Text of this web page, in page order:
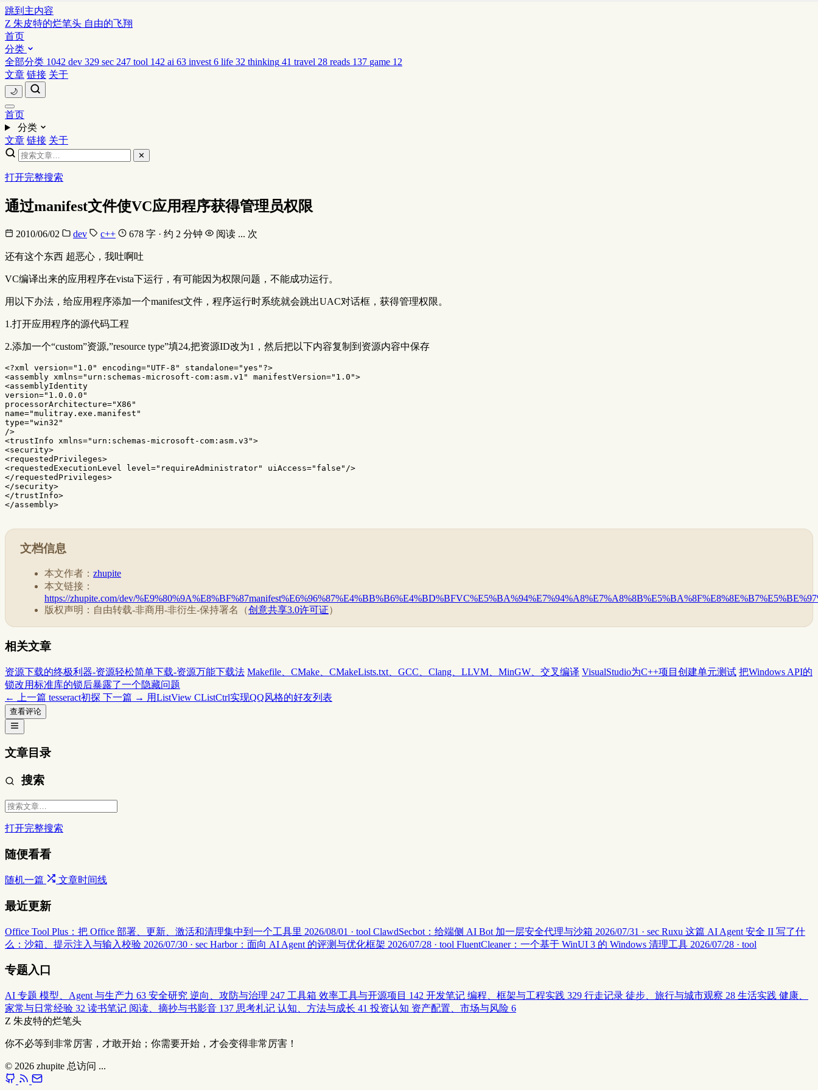
跳到主内容
Z 朱皮特的烂笔头 自由的飞翔
首页
分类
全部分类 1042 dev 329 sec 247 tool 142 ai 63 invest 6 life 32 thinking 41 travel 28 reads 137 game 12
文章 链接 关于
🌙
首页
分类
文章 链接 关于
✕
打开完整搜索
通过manifest文件使VC应用程序获得管理员权限
2010/06/02 dev c++ 678 字 · 约 2 分钟 阅读 ... 次
还有这个东西 超恶心，我吐啊吐
VC编译出来的应用程序在vista下运行，有可能因为权限问题，不能成功运行。
用以下办法，给应用程序添加一个manifest文件，程序运行时系统就会跳出UAC对话框，获得管理权限。
1.打开应用程序的源代码工程
2.添加一个“custom”资源,”resource type”填24,把资源ID改为1，然后把以下内容复制到资源内容中保存
<?xml version="1.0" encoding="UTF-8" standalone="yes"?>
<assembly xmlns="urn:schemas-microsoft-com:asm.v1" manifestVersion="1.0">
<assemblyIdentity
version="1.0.0.0"
processorArchitecture="X86"
name="mulitray.exe.manifest"
type="win32"
/>
<trustInfo
xmlns="urn:schemas-microsoft-com:asm.v3">
<security>
<requestedPrivileges>
<requestedExecutionLevel
level="requireAdministrator" uiAccess="false" />
</requestedPrivileges>
</security>
</trustInfo>
</assembly>
文档信息
本文作者： zhupite
本文链接：
https://zhupite.com/dev/
版权声明：自由转载-非商用-非衍生-保持署名（创意共享3.0许可证）
相关文章
资源下载的终极利器-资源轻松简单下载-资源万能下载法 Makefile、CMake、CMakeLists.txt、GCC、Clang、LLVM、MinGW、交叉编译 VisualStudio为C++项目创建单元测试 把Windows API的
锁改用标准库的锁后暴露了一个隐藏问题
← 上一篇 tesseract初探 下一篇 → 用ListView CListCtrl实现QQ风格的好友列表
查看评论
文章目录
搜索
打开完整搜索
随便看看
随机一篇 文章时间线
最近更新
Office Tool Plus：把 Office 部署、更新、激活和清理集中到一个工具里 2026/08/01 · tool ClawdSecbot：给端侧 AI Bot 加一层安全代理与沙箱 2026/07/31 · sec Ruxu 这篇 AI Agent 安全 II 写了什
么：沙箱、提示注入与输入校验 2026/07/30 · sec Harbor：面向 AI Agent 的评测与优化框架 2026/07/28 · tool FluentCleaner：一个基于 WinUI 3 的 Windows 清理工具 2026/07/28 · tool
专题入口
AI 专题 模型、Agent 与生产力 63 安全研究 逆向、攻防与治理 247 工具箱 效率工具与开源项目 142 开发笔记 编程、框架与工程实践 329 行走记录 徒步、旅行与城市观察 28 生活实践 健康、
家常与日常经验 32 读书笔记 阅读、摘抄与书影音 137 思考札记 认知、方法与成长 41 投资认知 资产配置、市场与风险 6
Z 朱皮特的烂笔头
你不必等到非常厉害，才敢开始；你需要开始，才会变得非常厉害！
© 2026 zhupite 总访问 ...